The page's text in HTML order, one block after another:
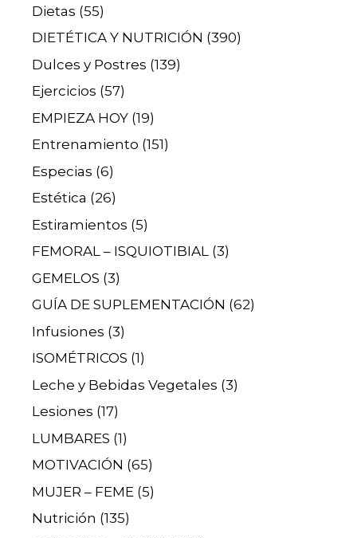
Dietas (55)
DIETÉTICA Y NUTRICIÓN (390)
Dulces y Postres (139)
Ejercicios (57)
EMPIEZA HOY (19)
Entrenamiento (151)
Especias (6)
Estética (26)
Estiramientos (5)
FEMORAL – ISQUIOTIBIAL (3)
GEMELOS (3)
GUÍA DE SUPLEMENTACIÓN (62)
Infusiones (3)
ISOMÉTRICOS (1)
Leche y Bebidas Vegetales (3)
Lesiones (17)
LUMBARES (1)
MOTIVACIÓN (65)
MUJER – FEME (5)
Nutrición (135)